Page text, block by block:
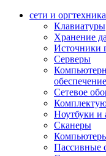
сети и оргтехника
Клавиатуры
Хранение
Источники
Серверы
обеспечение
Сетевое
Ноутбуки и
Сканеры
Пассивные